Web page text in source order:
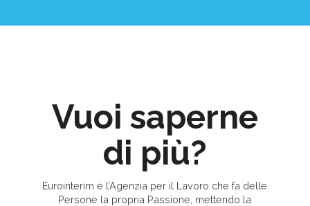
Vuoi saperne
di più?
Eurointerim è l’Agenzia per il Lavoro che fa delle
Persone la propria Passione, mettendo la